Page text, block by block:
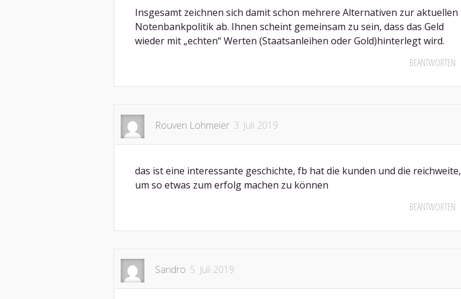
Insgesamt zeichnen sich damit schon mehrere Alternativen zur aktuellen
Notenbankpolitik ab. Ihnen scheint gemeinsam zu sein, dass das Geld
wieder mit „echten“ Werten (Staatsanleihen oder Gold)hinterlegt wird.
BEANTWORTEN
Rouven Lohmeier 3. Juli 2019
das ist eine interessante geschichte, fb hat die kunden und die reichweite,
um so etwas zum erfolg machen zu können
BEANTWORTEN
Sandro 5. Juli 2019